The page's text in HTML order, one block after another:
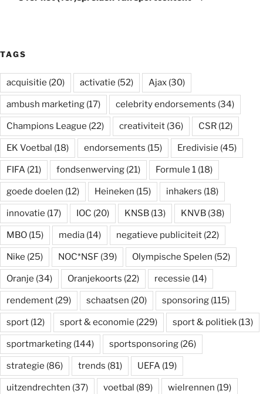
TAGS
acquisitie (20) activatie (52) Ajax (30)
ambush marketing (17) celebrity endorsements (34)
Champions League (22) creativiteit (36) CSR (12)
EK Voetbal (18) endorsements (15) Eredivisie (45)
FIFA (21) fondsenwerving (21) Formule 1 (18)
goede doelen (12) Heineken (15) inhakers (18)
innovatie (17) IOC (20) KNSB (13) KNVB (38)
MBO (15) media (14) negatieve publiciteit (22)
Nike (25) NOC*NSF (39) Olympische Spelen (52)
Oranje (34) Oranjekoorts (22) recessie (14)
rendement (29) schaatsen (20) sponsoring (115)
sport (12) sport & economie (229) sport & politiek (13)
sportmarketing (144) sportsponsoring (26)
strategie (86) trends (81) UEFA (19)
uitzendrechten (37) voetbal (89) wielrennen (19)